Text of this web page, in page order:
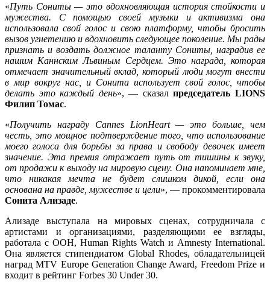
«Путь Сониты — это вдохновляющая история стойкости и
мужества. С помощью своей музыки и активизма она
использовала свой голос и свою платформу, чтобы бросить
вызов угнетению и вдохновить следующее поколение. Мы рады
признать и воздать должное таланту Сониты, наградив ее
нашим Каннским Львиным Сердцем. Это награда, которая
отмечает значительный вклад, который люди могут внести
в мир вокруг нас, и Сонита использует свой голос, чтобы
делать это каждый день», — сказалпредседатель LIONS
Филип Томас.
«Получить награду Cannes LionHeart — это больше, чем
честь, это мощное подтверждение того, что использование
моего голоса для борьбы за права и свободу девочек имеет
значение. Эта премия отражает путь от тишины к звуку,
от продажи к выходу на мировую сцену. Она напоминает мне,
что никакая мечта не будет слишком дикой, если она
основана на правде, мужестве и цели», — прокомментировала
Сонита Ализаде.
Ализаде выступала на мировых сценах, сотрудничала с
артистами и организациями, разделяющими ее взгляды,
работала с ООН, Human Rights Watch и Amnesty International.
Она является стипендиатом Global Rhodes, обладательницей
наград MTV Europe Generation Change Award, Freedom Prize и
входит в рейтинг Forbes 30 Under 30.